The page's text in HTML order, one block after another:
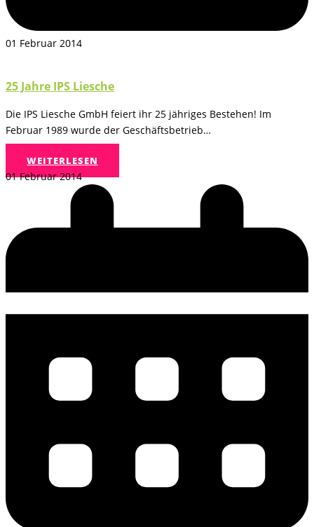
01 Februar 2014
25 Jahre IPS Liesche
Die IPS Liesche GmbH feiert ihr 25 jähriges Bestehen! Im
Februar 1989 wurde der Geschäftsbetrieb…
WEITERLESEN
01 Februar 2014